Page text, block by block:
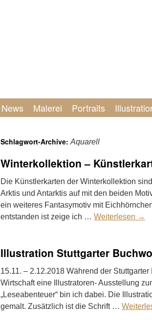
News Malerei Portraits
Schlagwort-Archive:Aquarell
Winterkollektion –
Die Künstlerkarten der Winterkollektion
Arktis und Antarktis auf mit den beiden
ein weiteres Fantasymotiv mit
entstanden ist zeige ich … Weiterlesen →
Illustration Stuttgarter
15.11. – 2.12.2018 Während der
Wirtschaft eine Illustratoren- Ausstellung
„Leseabenteuer“ bin ich dabei. Die
gemalt. Zusätzlich ist die Schrift …